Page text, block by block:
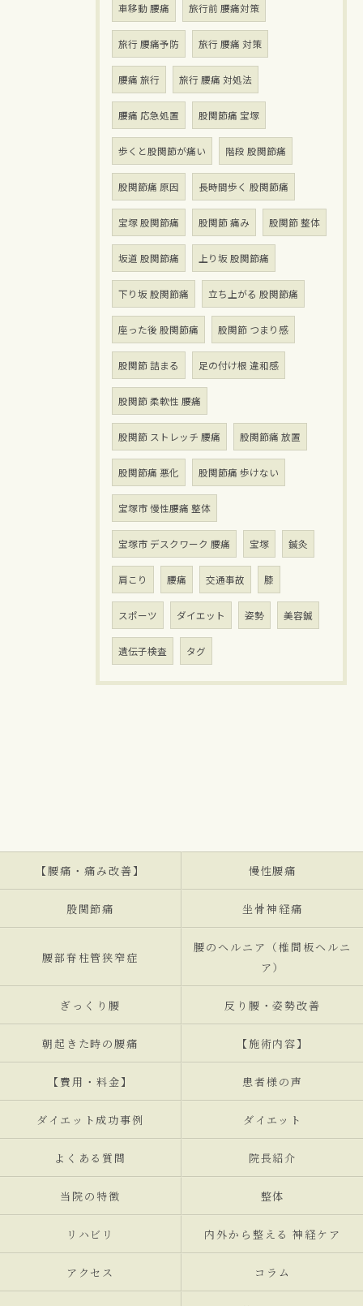
車移動 腰痛 旅行前 腰痛対策
旅行 腰痛予防 旅行 腰痛 対策
腰痛 旅行 旅行 腰痛 対処法
腰痛 応急処置 股関節痛 宝塚
歩くと股関節が痛い 階段 股関節痛
股関節痛 原因 長時間歩く 股関節痛
宝塚 股関節痛 股関節 痛み 股関節 整体
坂道 股関節痛 上り坂 股関節痛
下り坂 股関節痛 立ち上がる 股関節痛
座った後 股関節痛 股関節 つまり感
股関節 詰まる 足の付け根 違和感
股関節 柔軟性 腰痛
股関節 ストレッチ 腰痛 股関節痛 放置
股関節痛 悪化 股関節痛 歩けない
宝塚市 慢性腰痛 整体
宝塚市 デスクワーク 腰痛 宝塚 鍼灸
肩こり 腰痛 交通事故 膝
スポーツ ダイエット 姿勢 美容鍼
遺伝子検査 タグ
【腰痛・痛み改善】 慢性腰痛
股関節痛 坐骨神経痛
腰部脊柱管狭窄症
腰のヘルニア（椎間板ヘルニ
ア）
ぎっくり腰 反り腰・姿勢改善
朝起きた時の腰痛 【施術内容】
【費用・料金】 患者様の声
ダイエット成功事例 ダイエット
よくある質問 院長紹介
当院の特徴 整体
リハビリ 内外から整える 神経ケア
アクセス コラム